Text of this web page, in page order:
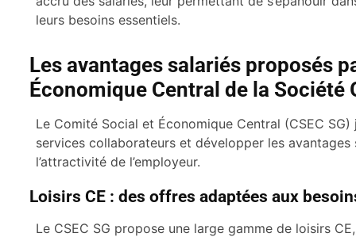
leurs besoins essentiels.
Les avantages salariés proposés
Économique Central de la Société
Le Comité Social et Économique Central (CSEC
services collaborateurs et développer les
l’attractivité de l’employeur.
Loisirs CE : des offres adaptées aux
Le CSEC SG propose une large gamme de loisirs